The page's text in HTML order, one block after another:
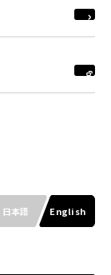
日本語 English